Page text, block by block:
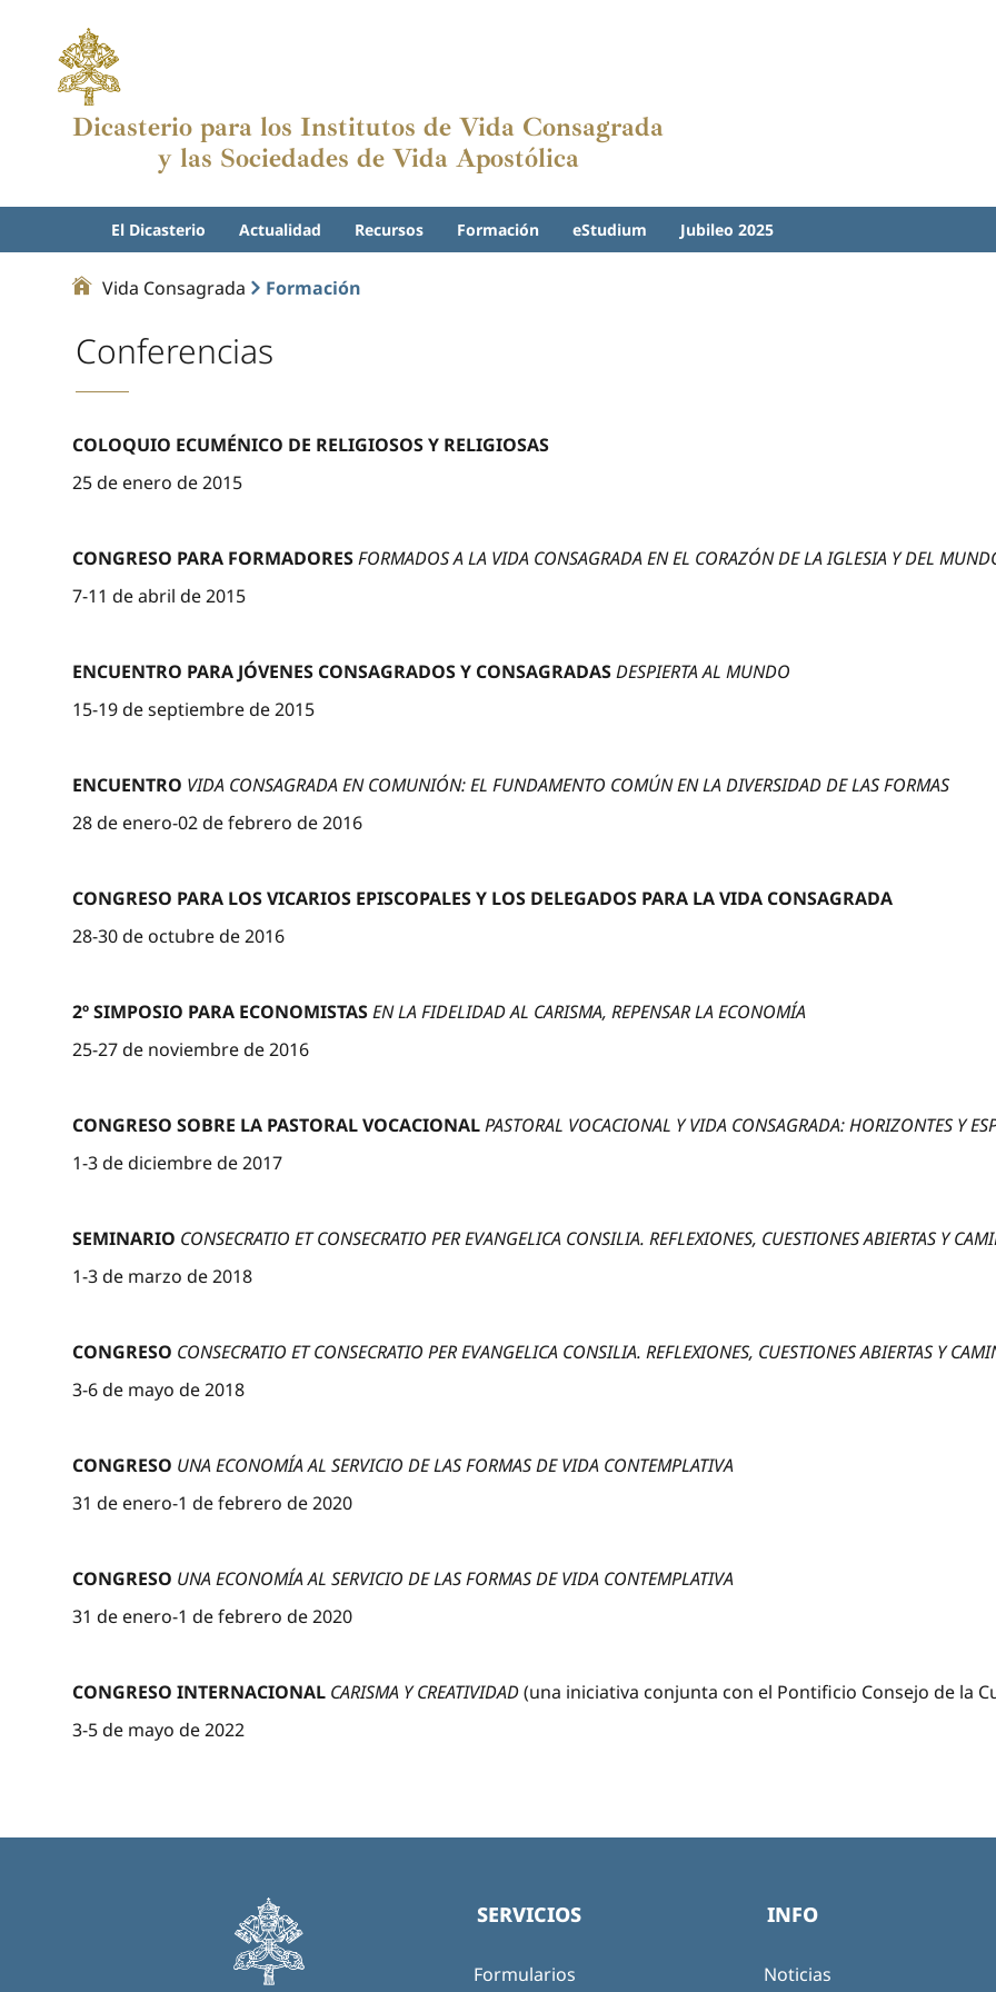
Dicasterio para los Institutos de Vida Consagrada
y las Sociedades de Vida Apostólica
El Dicasterio Actualidad Recursos Formación eStudium Jubileo 2025
Vida Consagrada Formación
Conferencias
COLOQUIO ECUMÉNICO DE RELIGIOSOS Y RELIGIOSAS
25 de enero de 2015
CONGRESO PARA FORMADORESFORMADOS A LA VIDA CONSAGRADA EN EL CORAZÓN DE LA IGLESIA Y DEL
7-11 de abril de 2015
ENCUENTRO PARA JÓVENES CONSAGRADOS Y CONSAGRADASDESPIERTA AL MUNDO
15-19 de septiembre de 2015
ENCUENTRO VIDA CONSAGRADA EN COMUNIÓN: EL FUNDAMENTO COMÚN EN LA DIVERSIDAD DE LAS FORMAS
28 de enero-02 de febrero de 2016
CONGRESO PARA LOS VICARIOS EPISCOPALES Y LOS DELEGADOS PARA LA VIDA CONSAGRADA
28-30 de octubre de 2016
2º SIMPOSIO PARA ECONOMISTASEN LA FIDELIDAD AL CARISMA, REPENSAR LA ECONOMÍA
25-27 de noviembre de 2016
CONGRESO SOBRE LA PASTORAL VOCACIONALPASTORAL VOCACIONAL Y VIDA CONSAGRADA: HORIZONTES Y
1-3 de diciembre de 2017
SEMINARIO CONSECRATIO ET CONSECRATIO PER EVANGELICA CONSILIA. REFLEXIONES, CUESTIONES ABIERTAS Y
1-3 de marzo de 2018
CONGRESO CONSECRATIO ET CONSECRATIO PER EVANGELICA CONSILIA. REFLEXIONES, CUESTIONES ABIERTAS Y
3-6 de mayo de 2018
CONGRESO UNA ECONOMÍA AL SERVICIO DE LAS FORMAS DE VIDA CONTEMPLATIVA
31 de enero-1 de febrero de 2020
CONGRESO UNA ECONOMÍA AL SERVICIO DE LAS FORMAS DE VIDA CONTEMPLATIVA
31 de enero-1 de febrero de 2020
CONGRESO INTERNACIONAL CARISMA Y CREATIVIDAD(una iniciativa conjunta con el Pontificio Consejo de la
3-5 de mayo de 2022
SERVICIOS
Formularios
INFO
Noticias